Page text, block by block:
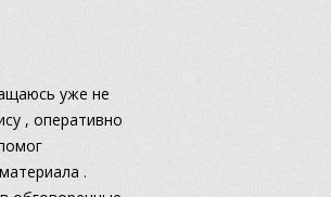
уже не
, оперативно
.